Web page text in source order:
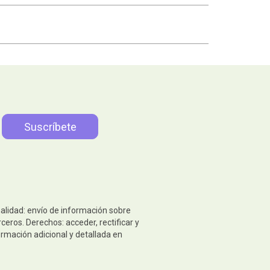
envío de información sobre
Derechos: acceder, rectificar y
adicional y detallada en